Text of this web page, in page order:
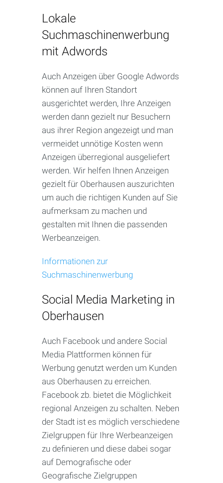
Lokale
Suchmaschinenwerbung
mit Adwords
Auch Anzeigen über Google Adwords
können auf Ihren Standort
ausgerichtet werden, Ihre Anzeigen
werden dann gezielt nur Besuchern
aus ihrer Region angezeigt und man
vermeidet unnötige Kosten wenn
Anzeigen überregional ausgeliefert
werden. Wir helfen Ihnen Anzeigen
gezielt für Oberhausen auszurichten
um auch die richtigen Kunden auf Sie
aufmerksam zu machen und
gestalten mit Ihnen die passenden
Werbeanzeigen.
Informationen zur
Suchmaschinenwerbung
Social Media Marketing in
Oberhausen
Auch Facebook und andere Social
Media Plattformen können für
Werbung genutzt werden um Kunden
aus Oberhausen zu erreichen.
Facebook zb. bietet die Möglichkeit
regional Anzeigen zu schalten. Neben
der Stadt ist es möglich verschiedene
Zielgruppen für Ihre Werbeanzeigen
zu definieren und diese dabei sogar
auf Demografische oder
Geografische Zielgruppen